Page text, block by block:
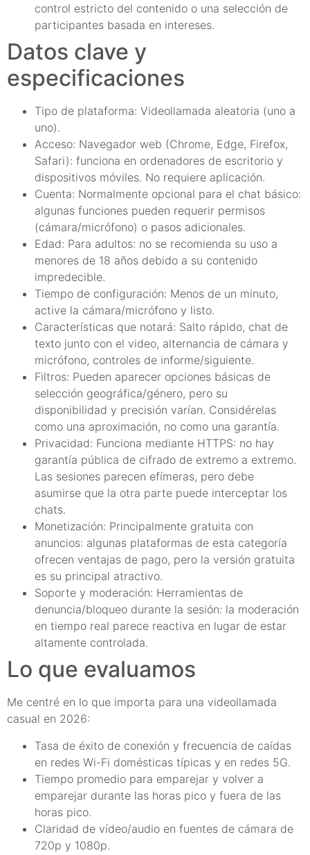
control estricto del contenido o una selección de
participantes basada en intereses.
Datos clave y
especificaciones
Tipo de plataforma: Videollamada aleatoria (uno a
uno).
Acceso: Navegador web (Chrome, Edge, Firefox,
Safari): funciona en ordenadores de escritorio y
dispositivos móviles. No requiere aplicación.
Cuenta: Normalmente opcional para el chat básico:
algunas funciones pueden requerir permisos
(cámara/micrófono) o pasos adicionales.
Edad: Para adultos: no se recomienda su uso a
menores de 18 años debido a su contenido
impredecible.
Tiempo de configuración: Menos de un minuto,
active la cámara/micrófono y listo.
Características que notará: Salto rápido, chat de
texto junto con el video, alternancia de cámara y
micrófono, controles de informe/siguiente.
Filtros: Pueden aparecer opciones básicas de
selección geográfica/género, pero su
disponibilidad y precisión varían. Considérelas
como una aproximación, no como una garantía.
Privacidad: Funciona mediante HTTPS: no hay
garantía pública de cifrado de extremo a extremo.
Las sesiones parecen efímeras, pero debe
asumirse que la otra parte puede interceptar los
chats.
Monetización: Principalmente gratuita con
anuncios: algunas plataformas de esta categoría
ofrecen ventajas de pago, pero la versión gratuita
es su principal atractivo.
Soporte y moderación: Herramientas de
denuncia/bloqueo durante la sesión: la moderación
en tiempo real parece reactiva en lugar de estar
altamente controlada.
Lo que evaluamos
Me centré en lo que importa para una videollamada
casual en 2026:
Tasa de éxito de conexión y frecuencia de caídas
en redes Wi-Fi domésticas típicas y en redes 5G.
Tiempo promedio para emparejar y volver a
emparejar durante las horas pico y fuera de las
horas pico.
Claridad de vídeo/audio en fuentes de cámara de
720p y 1080p.